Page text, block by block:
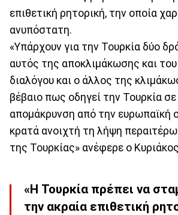
επιθετική ρητορική, την οποία
ανυπόστατη.
«Υπάρχουν για την Τουρκία δύο
αυτός της αποκλιμάκωσης και
διαλόγου και ο άλλος της
βέβαιο πως οδηγεί την Τουρκία
απομάκρυνση από την ευρωπαϊκή
κρατά ανοιχτή τη λήψη
της Τουρκίας» ανέφερε ο
«Η Τουρκία πρέπει να
την ακραία επιθετική